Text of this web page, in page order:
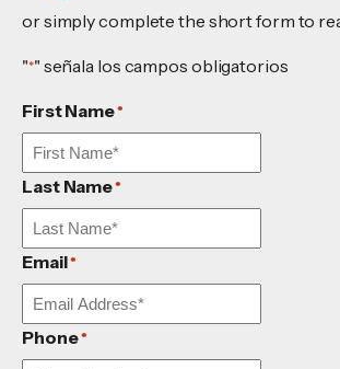
or simply complete the short form to
"*" señala los campos obligatorios
First Name*
Last Name*
Email*
Phone*